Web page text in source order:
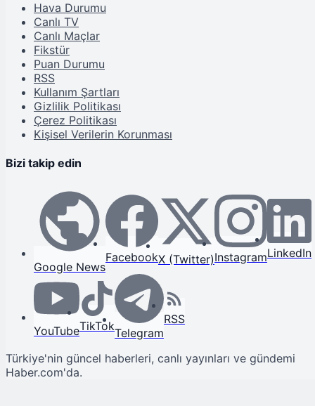
Hava Durumu
Canlı TV
Canlı Maçlar
Fikstür
Puan Durumu
RSS
Kullanım Şartları
Gizlilik Politikası
Çerez Politikası
Kişisel Verilerin Korunması
Bizi takip edin
Google News
FacebookX (Twitter)InstagramLinkedIn
YouTubeTikTokTelegram
RSS
Türkiye'nin güncel haberleri, canlı yayınları ve gündemi
Haber.com'da.